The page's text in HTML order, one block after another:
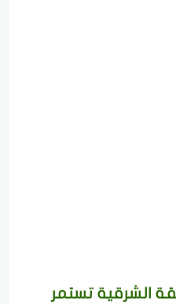
الشرقية تستمر